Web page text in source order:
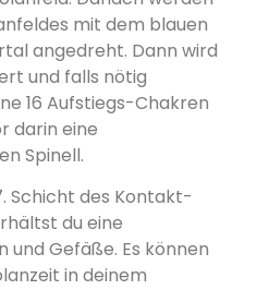
mit dem blauen
angedreht. Dann wird
und falls nötig
16 Aufstiegs-Chakren
darin eine
Spinell.
Schicht des Kontakt-
du eine
und Gefäße. Es können
in deinem